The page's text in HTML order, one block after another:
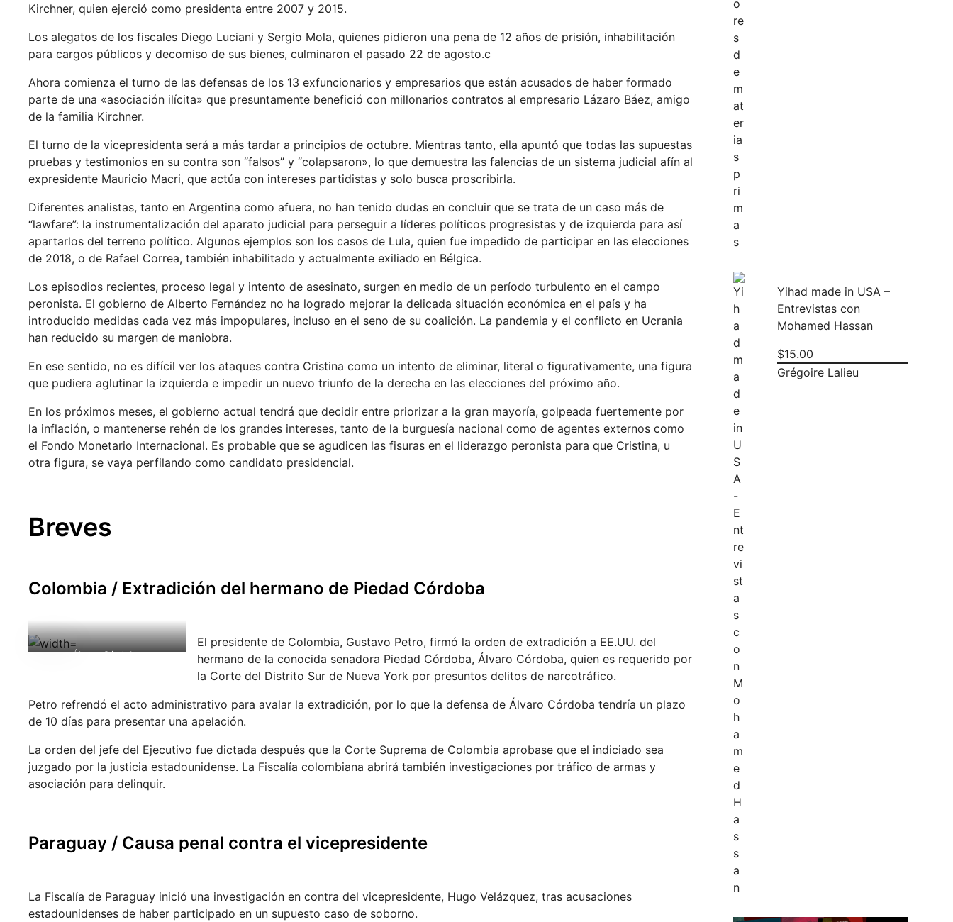
Kirchner, quien ejerció como presidenta entre 2007 y 2015.
Los alegatos de los fiscales Diego Luciani y Sergio Mola, quienes pidieron una pena de 12 años de prisión, inhabilitación
para cargos públicos y decomiso de sus bienes, culminaron el pasado 22 de agosto.c
Ahora comienza el turno de las defensas de los 13 exfuncionarios y empresarios que están acusados de haber formado
parte de una «asociación ilícita» que presuntamente benefició con millonarios contratos al empresario Lázaro Báez, amigo
de la familia Kirchner.
El turno de la vicepresidenta será a más tardar a principios de octubre. Mientras tanto, ella apuntó que todas las supuestas
pruebas y testimonios en su contra son “falsos” y “colapsaron», lo que demuestra las falencias de un sistema judicial afín al
expresidente Mauricio Macri, que actúa con intereses partidistas y solo busca proscribirla.
Diferentes analistas, tanto en Argentina como afuera, no han tenido dudas en concluir que se trata de un caso más de
“lawfare”: la instrumentalización del aparato judicial para perseguir a líderes políticos progresistas y de izquierda para así
apartarlos del terreno político. Algunos ejemplos son los casos de Lula, quien fue impedido de participar en las elecciones
de 2018, o de Rafael Correa, también inhabilitado y actualmente exiliado en Bélgica.
Los episodios recientes, proceso legal y intento de asesinato, surgen en medio de un período turbulento en el campo
peronista. El gobierno de Alberto Fernández no ha logrado mejorar la delicada situación económica en el país y ha
introducido medidas cada vez más impopulares, incluso en el seno de su coalición. La pandemia y el conflicto en Ucrania
han reducido su margen de maniobra.
En ese sentido, no es difícil ver los ataques contra Cristina como un intento de eliminar, literal o figurativamente, una figura
que pudiera aglutinar la izquierda e impedir un nuevo triunfo de la derecha en las elecciones del próximo año.
En los próximos meses, el gobierno actual tendrá que decidir entre priorizar a la gran mayoría, golpeada fuertemente por
la inflación, o mantenerse rehén de los grandes intereses, tanto de la burguesía nacional como de agentes externos como
el Fondo Monetario Internacional. Es probable que se agudicen las fisuras en el liderazgo peronista para que Cristina, u
otra figura, se vaya perfilando como candidato presidencial.
Breves
Colombia / Extradición del hermano de Piedad Córdoba
Álvaro Córdoba.
El presidente de Colombia, Gustavo Petro, firmó la orden de extradición a EE.UU. del
hermano de la conocida senadora Piedad Córdoba, Álvaro Córdoba, quien es requerido por
la Corte del Distrito Sur de Nueva York por presuntos delitos de narcotráfico.
Petro refrendó el acto administrativo para avalar la extradición, por lo que la defensa de Álvaro Córdoba tendría un plazo
de 10 días para presentar una apelación.
La orden del jefe del Ejecutivo fue dictada después que la Corte Suprema de Colombia aprobase que el indiciado sea
juzgado por la justicia estadounidense. La Fiscalía colombiana abrirá también investigaciones por tráfico de armas y
asociación para delinquir.
Paraguay / Causa penal contra el vicepresidente
La Fiscalía de Paraguay inició una investigación en contra del vicepresidente, Hugo Velázquez, tras acusaciones
estadounidenses de haber participado en un supuesto caso de soborno.
Yihad made in USA –
Entrevistas con
Mohamed Hassan
$15.00
Grégoire Lalieu